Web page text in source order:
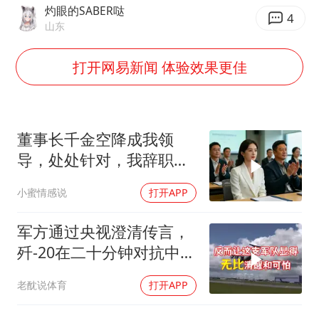
成都多趟列车临时停运
部分银行上调存款利率
朱一龙的鼻子怎么了
白海豚突然大拐弯 走出罕见路线
货车高速制动失灵 交警护航化险为夷
从科技创新看开局起步的时与势
灼眼的SABER哒
山东 4
打开网易新闻 体验效果更佳
董事长千金空降成我领
导，处处针对，我辞职
后，3个月公司损失数亿
小蜜情感说 打开APP
军方通过央视澄清传言，
歼-20在二十分钟对抗中被
老酖说体育 打开APP